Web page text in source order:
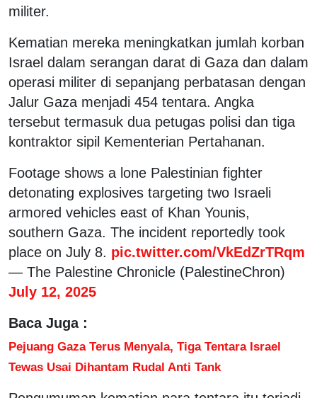
militer.
Kematian mereka meningkatkan jumlah korban
Israel dalam serangan darat di Gaza dan dalam
operasi militer di sepanjang perbatasan dengan
Jalur Gaza menjadi 454 tentara. Angka
tersebut termasuk dua petugas polisi dan tiga
kontraktor sipil Kementerian Pertahanan.
Footage shows a lone Palestinian fighter
detonating explosives targeting two Israeli
armored vehicles east of Khan Younis,
southern Gaza. The incident reportedly took
place on July 8. pic.twitter.com/VkEdZrTRqm
— The Palestine Chronicle (PalestineChron)
July 12, 2025
Baca Juga :
Pejuang Gaza Terus Menyala, Tiga Tentara Israel
Tewas Usai Dihantam Rudal Anti Tank